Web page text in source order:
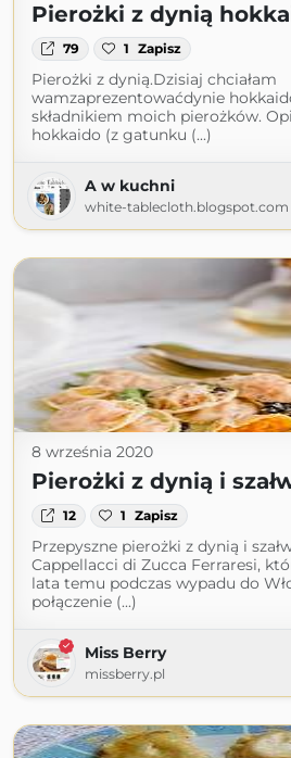
Pierożki z dynią
79 1 Zapisz
Pierożki z dynią.Dzisiaj chciałam
wamzaprezentowaćdynie
składnikiem moich pierożków.
hokkaido (z gatunku (...)
A w kuchni
white-tablecloth.blogspot.com
8 września 2020
Pierożki z dynią i
12 1 Zapisz
Przepyszne pierożki z dynią i
Cappellacci di Zucca Ferraresi,
lata temu podczas wypadu do
połączenie (...)
Miss Berry
missberry.pl